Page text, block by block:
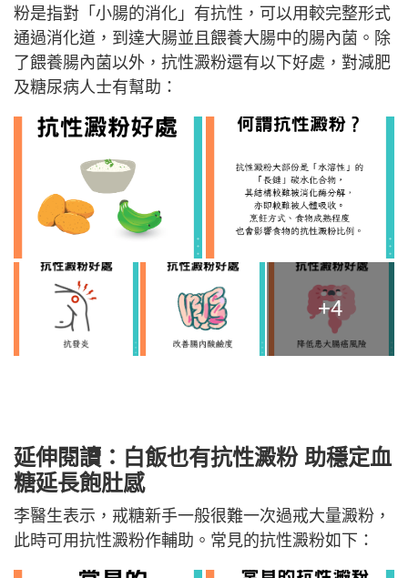
粉是指對「小腸的消化」有抗性，可以用較完整形式
通過消化道，到達大腸並且餵養大腸中的腸內菌。除
了餵養腸內菌以外，抗性澱粉還有以下好處，對減肥
及糖尿病人士有幫助：
+4
延伸閱讀：白飯也有抗性澱粉 助穩定血
糖延長飽肚感
李醫生表示，戒糖新手一般很難一次過戒大量澱粉，
此時可用抗性澱粉作輔助。常見的抗性澱粉如下：